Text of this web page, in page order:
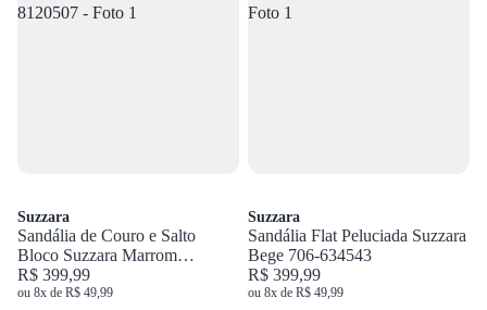
Suzzara
Sandália de Couro e Salto
Bloco Suzzara Marrom
8120507
R$ 399,99
ou 8x de R$ 49,99
Suzzara
Sandália Flat Peluciada Suzzara
Bege 706-634543
R$ 399,99
ou 8x de R$ 49,99